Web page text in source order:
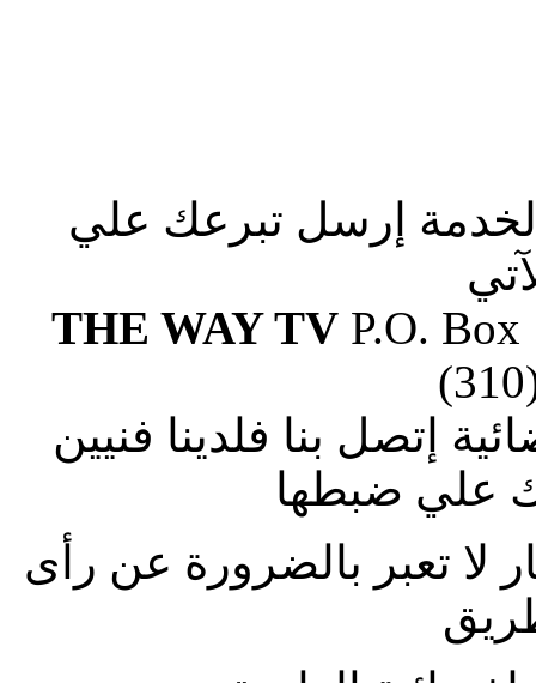
إرسل تبرعك علي
THE WAY TVP.O. Box
إتصل بنا فلدينا فنيين
علي ضبطها
لا تعبر بالضرورة عن رأى